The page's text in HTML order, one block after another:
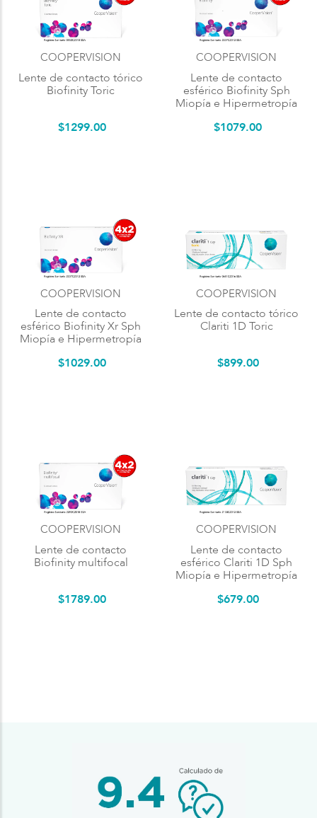
COOPERVISION
Lente de contacto tórico
Biofinity Toric
$1299.00
COOPERVISION
Lente de contacto
esférico Biofinity Sph
Miopía e Hipermetropía
$1079.00
COOPERVISION
Lente de contacto
esférico Biofinity Xr Sph
Miopía e Hipermetropía
$1029.00
COOPERVISION
Lente de contacto tórico
Clariti 1D Toric
$899.00
COOPERVISION
Lente de contacto
Biofinity multifocal
$1789.00
COOPERVISION
Lente de contacto
esférico Clariti 1D Sph
Miopía e Hipermetropía
$679.00